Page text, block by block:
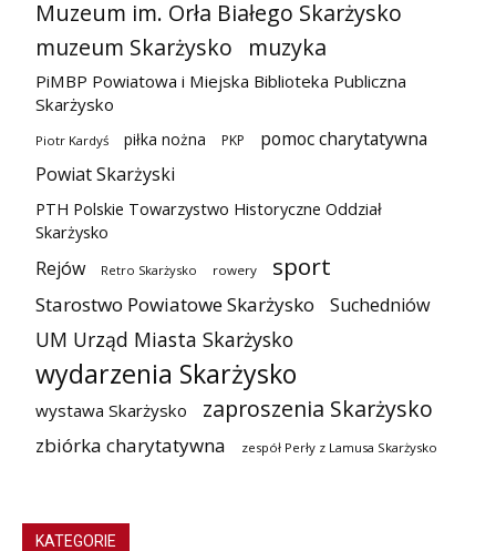
Muzeum im. Orła Białego Skarżysko
muzeum Skarżysko
muzyka
PiMBP Powiatowa i Miejska Biblioteka Publiczna
Skarżysko
Piotr Kardyś piłka nożna PKP
pomoc charytatywna
Powiat Skarżyski
PTH Polskie Towarzystwo Historyczne Oddział
Skarżysko
Rejów Retro Skarżysko rowery sport
Starostwo Powiatowe Skarżysko Suchedniów
UM Urząd Miasta Skarżysko
wydarzenia Skarżysko
wystawa Skarżysko zaproszenia Skarżysko
zbiórka charytatywna zespół Perły z Lamusa Skarżysko
KATEGORIE